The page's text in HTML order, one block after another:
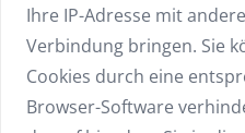
Ihre IP-Adresse mit
Verbindung bringen. Sie
Cookies durch eine
Browser-Software